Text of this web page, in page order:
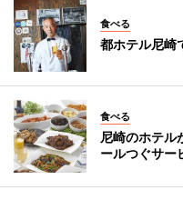
食べる
都ホテル尼崎
食べる
尼崎のホテ
ールつぐサー